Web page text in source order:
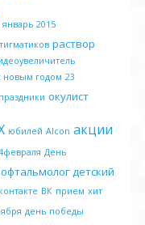
январь 2015
раствор
новым годом 23
окулист
юбилей Alcon акции
День
офтальмолог детский
ВК прием хит
день победы